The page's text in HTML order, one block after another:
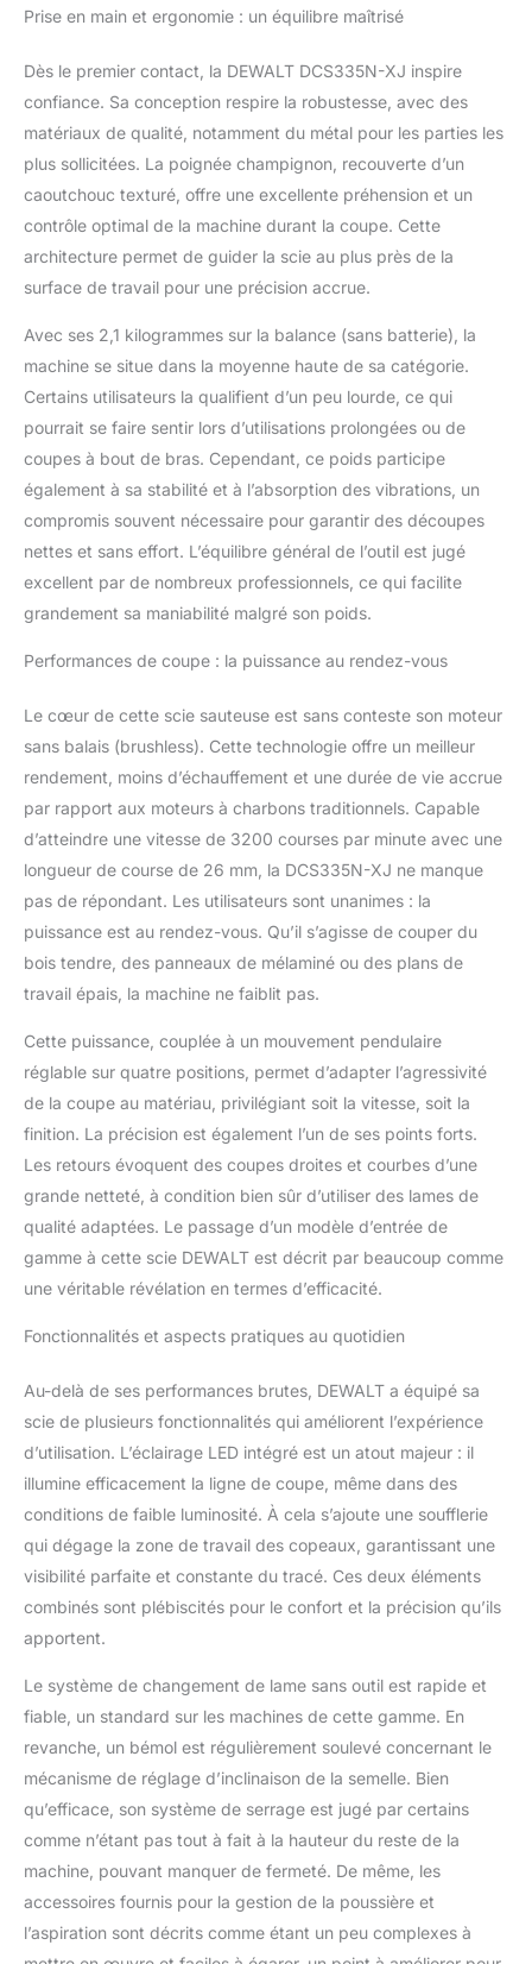
MÉTAL : Remplacement
lames pour une
productivité optimale.
SEMELLE BISEAUTÉE
Découpes en biseau
polyvalentes avec des
crans faciles à 0°, 15°,
30° et 45° pour des
résultats précis. ACTION
POSITIONS : Adaptez la
coupe à chaque matériau
et application.
SOUFFLEUR DE
POUSSIÈRE : Maintient la
en éliminant
instantanément la
poussière et les débris.
"COUPES RAPIDES ET
SÉCURITÉ AU TRAVAIL :
Assurées par une
gâchette intelligente à
interrupteur de
verrouillage."
COUVERTURE DE
SEMELLE AMOVIBLE :
délicats contre les
rayures pendant
l’utilisation.
"COMPATIBLE AVEC LA
Conçu pour la
performance et
système de batterie
DEWALT XR, qui offre
une durée de vie plus
longue et un rendement
élevé sur plus de 250
outils. Ces batteries sont
interchangeables dans
toute la gamme XR,
offrant une flexibilité
boîte à outils. Grâce à
leur capacité de charge
rapide et à leur boîtier
batteries garantissent
des performances
fiablesà chaque
utilisation." GARANTIE 3
ANS : Profitez d’une
tranquillité d’esprit grâce
à la garantie prolongée
de l’outil après
enregistrement.
Prise en main et ergonomie : un équilibre maîtrisé
Dès le premier contact, la DEWALT DCS335N-XJ inspire
confiance. Sa conception respire la robustesse, avec des
matériaux de qualité, notamment du métal pour les parties les
plus sollicitées. La poignée champignon, recouverte d’un
caoutchouc texturé, offre une excellente préhension et un
contrôle optimal de la machine durant la coupe. Cette
architecture permet de guider la scie au plus près de la
surface de travail pour une précision accrue.
Avec ses 2,1 kilogrammes sur la balance (sans batterie), la
machine se situe dans la moyenne haute de sa catégorie.
Certains utilisateurs la qualifient d’un peu lourde, ce qui
pourrait se faire sentir lors d’utilisations prolongées ou de
coupes à bout de bras. Cependant, ce poids participe
également à sa stabilité et à l’absorption des vibrations, un
compromis souvent nécessaire pour garantir des découpes
nettes et sans effort. L’équilibre général de l’outil est jugé
excellent par de nombreux professionnels, ce qui facilite
grandement sa maniabilité malgré son poids.
Performances de coupe : la puissance au rendez-vous
Le cœur de cette scie sauteuse est sans conteste son moteur
sans balais (brushless). Cette technologie offre un meilleur
rendement, moins d’échauffement et une durée de vie accrue
par rapport aux moteurs à charbons traditionnels. Capable
d’atteindre une vitesse de 3200 courses par minute avec une
longueur de course de 26 mm, la DCS335N-XJ ne manque
pas de répondant. Les utilisateurs sont unanimes : la
puissance est au rendez-vous. Qu’il s’agisse de couper du
bois tendre, des panneaux de mélaminé ou des plans de
travail épais, la machine ne faiblit pas.
Cette puissance, couplée à un mouvement pendulaire
réglable sur quatre positions, permet d’adapter l’agressivité
de la coupe au matériau, privilégiant soit la vitesse, soit la
finition. La précision est également l’un de ses points forts.
Les retours évoquent des coupes droites et courbes d’une
grande netteté, à condition bien sûr d’utiliser des lames de
qualité adaptées. Le passage d’un modèle d’entrée de
gamme à cette scie DEWALT est décrit par beaucoup comme
une véritable révélation en termes d’efficacité.
Fonctionnalités et aspects pratiques au quotidien
Au-delà de ses performances brutes, DEWALT a équipé sa
scie de plusieurs fonctionnalités qui améliorent l’expérience
d’utilisation. L’éclairage LED intégré est un atout majeur : il
illumine efficacement la ligne de coupe, même dans des
conditions de faible luminosité. À cela s’ajoute une soufflerie
qui dégage la zone de travail des copeaux, garantissant une
visibilité parfaite et constante du tracé. Ces deux éléments
combinés sont plébiscités pour le confort et la précision qu’ils
apportent.
Le système de changement de lame sans outil est rapide et
fiable, un standard sur les machines de cette gamme. En
revanche, un bémol est régulièrement soulevé concernant le
mécanisme de réglage d’inclinaison de la semelle. Bien
qu’efficace, son système de serrage est jugé par certains
comme n’étant pas tout à fait à la hauteur du reste de la
machine, pouvant manquer de fermeté. De même, les
accessoires fournis pour la gestion de la poussière et
l’aspiration sont décrits comme étant un peu complexes à